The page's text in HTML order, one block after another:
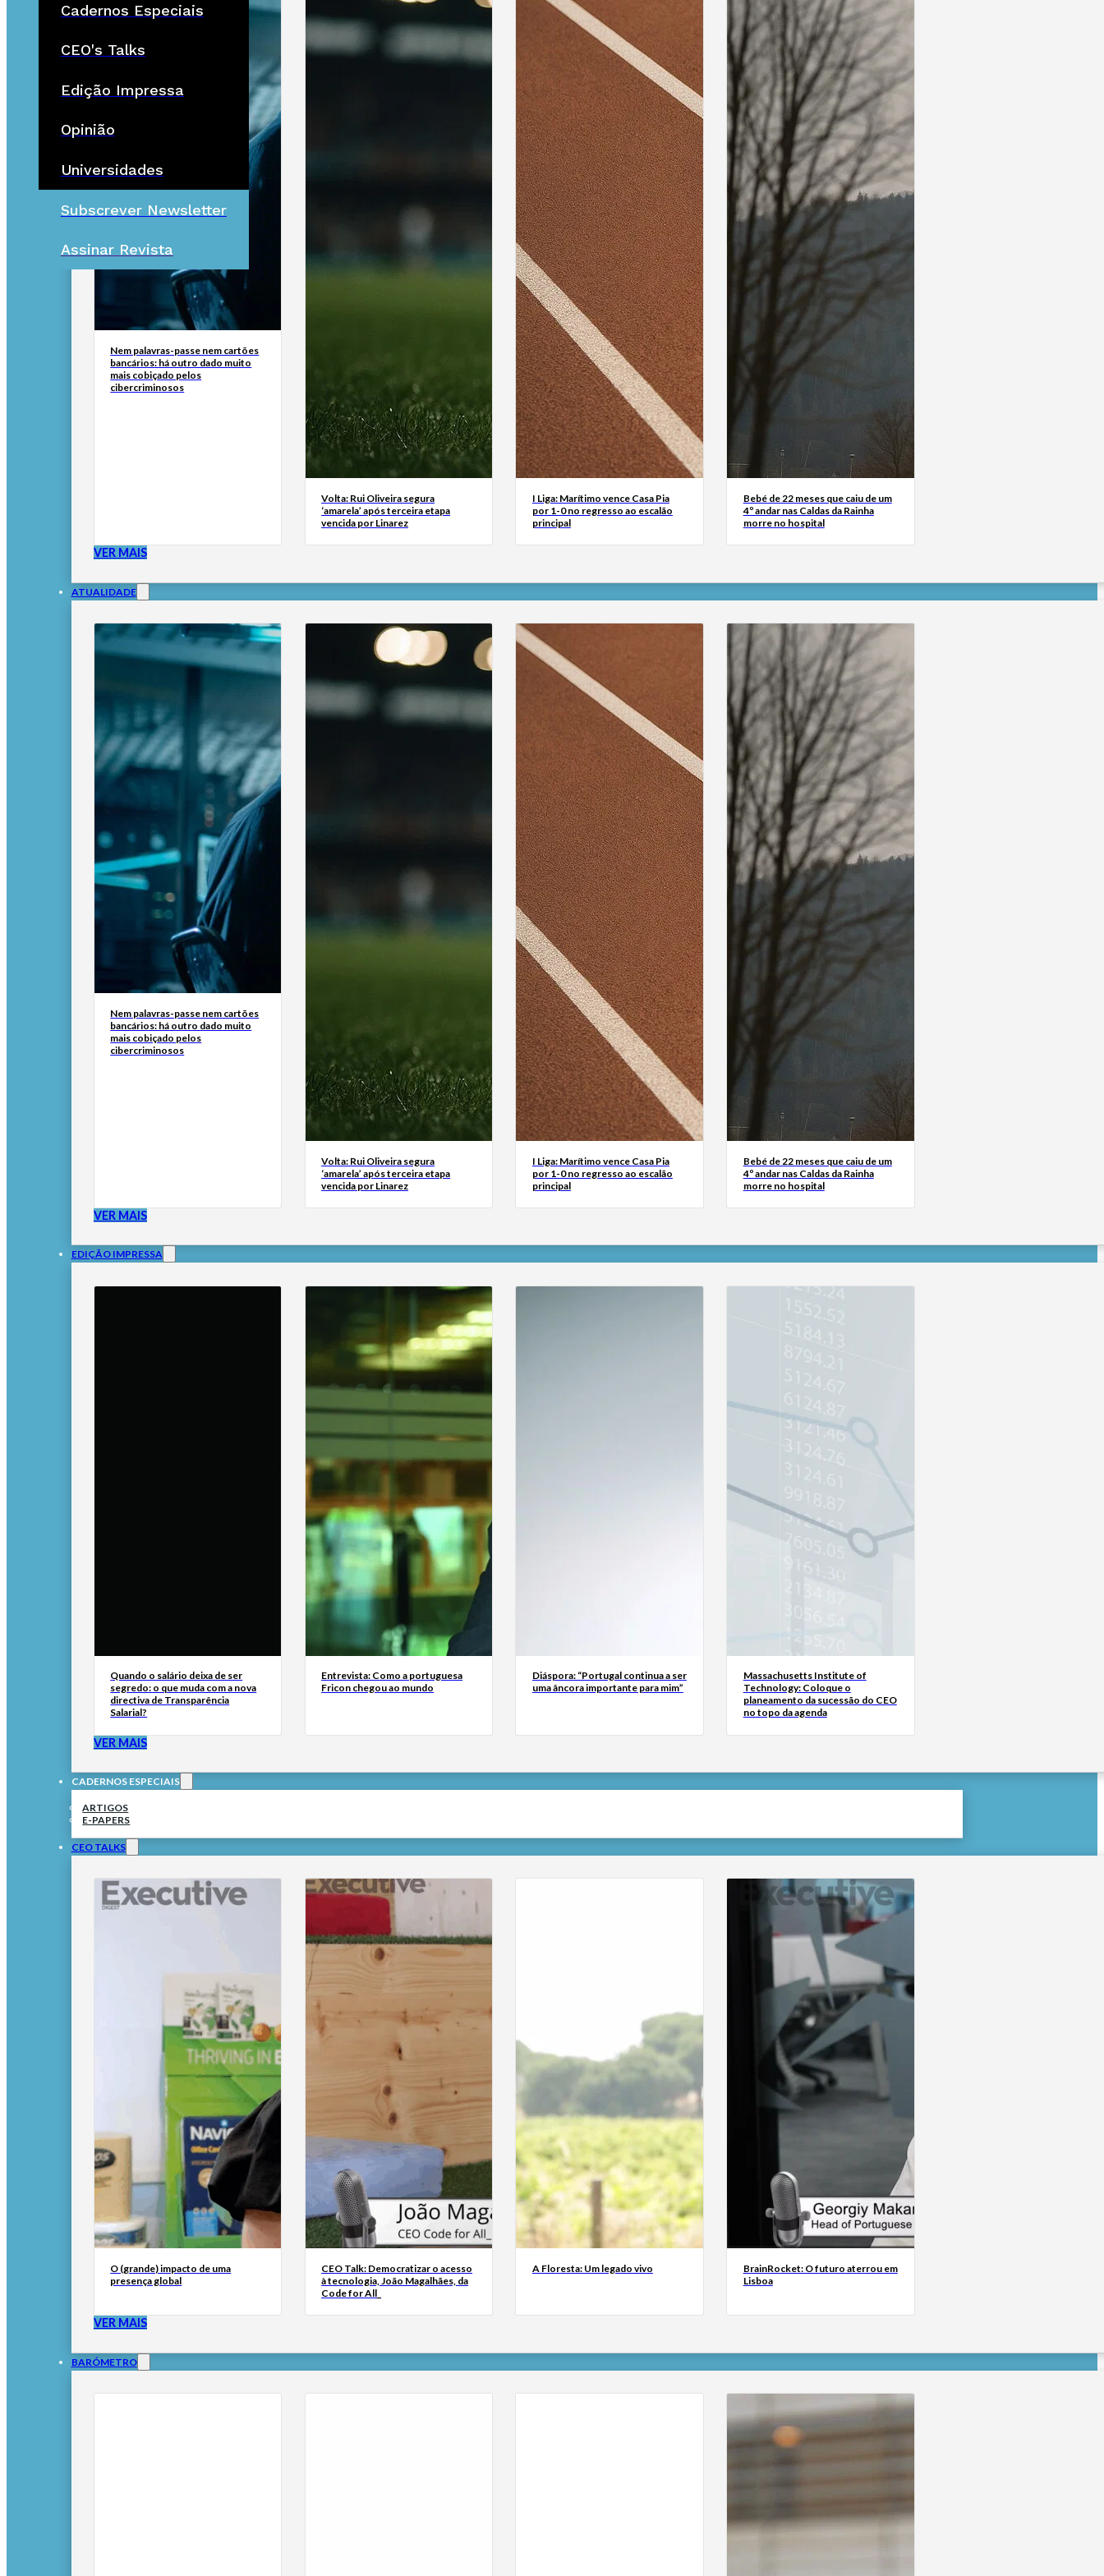
Cadernos Especiais
CEO's Talks
Edição Impressa
Opinião
Universidades
Subscrever Newsletter
Assinar Revista
Nem palavras-passe nem cartões
bancários: há outro dado muito
mais cobiçado pelos
cibercriminosos
Volta: Rui Oliveira segura
‘amarela’ após terceira etapa
vencida por Linarez
I Liga: Marítimo vence Casa Pia
por 1-0 no regresso ao escalão
principal
Bebé de 22 meses que caiu de um
4º andar nas Caldas da Rainha
morre no hospital
VER MAIS
ATUALIDADE
Nem palavras-passe nem cartões
bancários: há outro dado muito
mais cobiçado pelos
cibercriminosos
Volta: Rui Oliveira segura
‘amarela’ após terceira etapa
vencida por Linarez
I Liga: Marítimo vence Casa Pia
por 1-0 no regresso ao escalão
principal
Bebé de 22 meses que caiu de um
4º andar nas Caldas da Rainha
morre no hospital
VER MAIS
EDIÇÃO IMPRESSA
Quando o salário deixa de ser
segredo: o que muda com a nova
directiva de Transparência
Salarial?
Entrevista: Como a portuguesa
Fricon chegou ao mundo
Diáspora: “Portugal continua a ser
uma âncora importante para mim”
Massachusetts Institute of
Technology: Coloque o
planeamento da sucessão do CEO
no topo da agenda
VER MAIS
CADERNOS ESPECIAIS
ARTIGOS
E-PAPERS
CEO TALKS
O (grande) impacto de uma
presença global
CEO Talk: Democratizar o acesso
à tecnologia, João Magalhães, da
Code for All_
A Floresta: Um legado vivo
BrainRocket: O futuro aterrou em
Lisboa
VER MAIS
BARÓMETRO